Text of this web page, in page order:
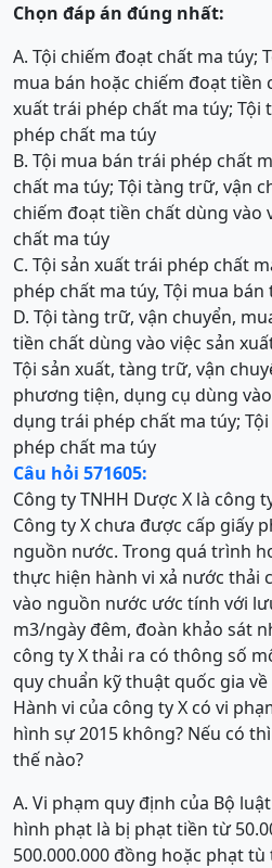
Chọn đáp án đúng nhất:
A. Tội chiếm đoạt chất ma túy;
mua bán hoặc chiếm đoạt tiền
xuất trái phép chất ma túy; Tội
phép chất ma túy
B. Tội mua bán trái phép chất
chất ma túy; Tội tàng trữ, vận
chiếm đoạt tiền chất dùng vào
chất ma túy
C. Tội sản xuất trái phép chất
phép chất ma túy, Tội mua
D. Tội tàng trữ, vận chuyển,
tiền chất dùng vào việc sản
Tội sản xuất, tàng trữ, vận
phương tiện, dụng cụ dùng
dụng trái phép chất ma túy;
phép chất ma túy
Câu hỏi 571605:
Công ty TNHH Dược X là công
Công ty X chưa được cấp giấy
nguồn nước. Trong quá trình
thực hiện hành vi xả nước thải
vào nguồn nước ước tính với
m3/ngày đêm, đoàn khảo sát
công ty X thải ra có thông số
quy chuẩn kỹ thuật quốc gia
Hành vi của công ty X có vi
hình sự 2015 không? Nếu có
thế nào?
A. Vi phạm quy định của Bộ
hình phạt là bị phạt tiền từ
500.000.000 đồng hoặc phạt